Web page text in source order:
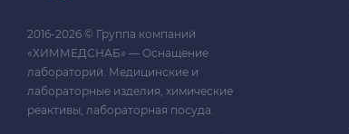
2016-2026 © Группа компаний
«ХИММЕДСНАБ» — Оснащение
лабораторий. Медицинские и
лабораторные изделия, химические
реактивы, лабораторная посуда.